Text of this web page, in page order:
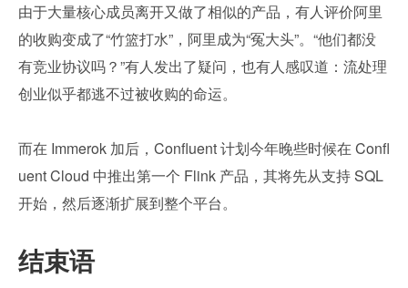
由于大量核心成员离开又做了相似的产品，有人评价阿里
的收购变成了“竹篮打水”，阿里成为“冤大头”。“他们都没
有竞业协议吗？”有人发出了疑问，也有人感叹道：流处理
创业似乎都逃不过被收购的命运。
而在 Immerok 加后，Confluent 计划今年晚些时候在 Confl
uent Cloud 中推出第一个 Flink 产品，其将先从支持 SQL
开始，然后逐渐扩展到整个平台。
结束语